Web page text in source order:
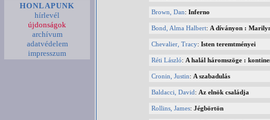
HONLAPUNK
hírlevél
újdonságok
archívum
adatvédelem
impresszum
Brown, Dan: Inferno
Bond, Alma Halbert: A díványon :
Chevalier, Tracy: Isten teremtményei
Réti László: A halál háromszöge :
Cronin, Justin: A szabadulás
Baldacci, David : Az elnök családja
Rollins, James: Jégbörtön